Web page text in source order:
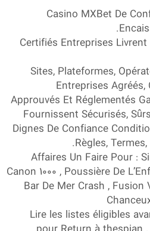
Casino MXBet De
Certifiés Entreprises
Sites, Plateformes,
Entreprises
Approuvés Et Réglementés
Fournissent Sécurisés,
Dignes De Confiance
Règles,
Affaires Un Faire Pour :
Canon 1000 , Poussière De
Bar De Mer Crash ,
Lire les listes éligibles